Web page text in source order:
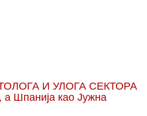
И УЛОГА СЕКТОРА
Шпанија као Јужна